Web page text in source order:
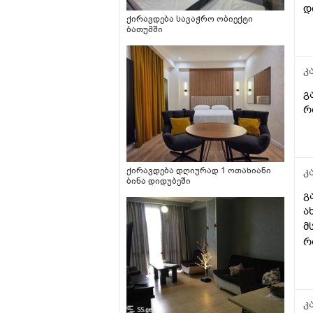
ქირავდება სავაჭრო ობიექტი
ბათუმში
ქირავდება დღიურად 1 ოთახიანი
ბინა დიდუბეში